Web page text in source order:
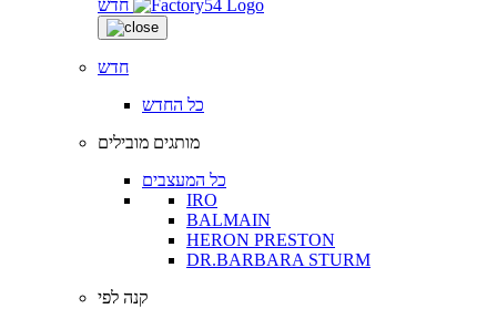
חדש
חדש
כל החדש
מותגים מובילים
כל המעצבים
IRO
BALMAIN
HERON PRESTON
DR.BARBARA STURM
קנה לפי